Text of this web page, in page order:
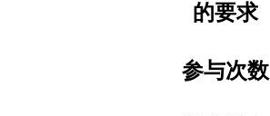
的要求
参与次数